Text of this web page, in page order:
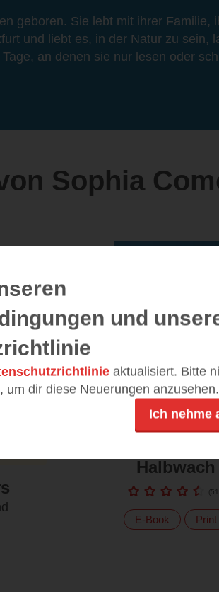
geboren. Sie lebt mit ihrer Familie,
und liebt es, in der Natur zu sein,
an denen sie nur lesen oder
Sophia
Halbwach
(
E-Book Print
und
aktualisiert. Bitte
um dir diese Neuerungen anzusehen.
Ich nehme